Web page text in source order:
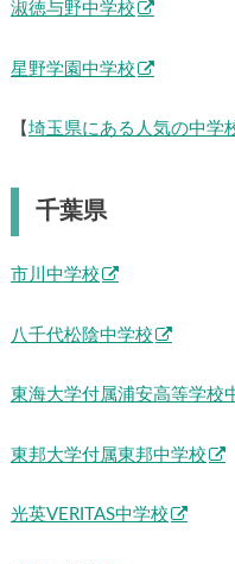
淑徳与野中学校
星野学園中学校
【 埼玉県にある人気の中学
千葉県
市川中学校
八千代松陰中学校
東海大学付属浦安高等学校
東邦大学付属東邦中学校
光英VERITAS中学校